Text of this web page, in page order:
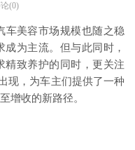
(0)
车美容市场规模也随之稳
为主流。但与此同时，
精致养护的同时，更关注
现，为车主们提供了一种
增收的新路径。